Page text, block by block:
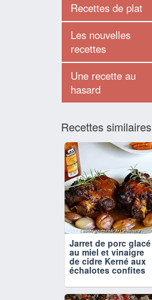
Recettes de plat
Les nouvelles
recettes
Une recette au
hasard
Recettes similaires
Jarret de porc glacé
au miel et vinaigre
de cidre Kerné aux
échalotes confites